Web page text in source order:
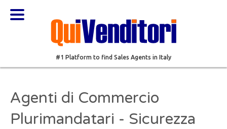
#1 Platform to find Sales Agents in Italy
Agenti di Commercio
Plurimandatari - Sicurezza